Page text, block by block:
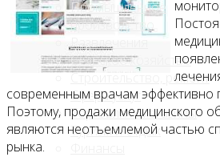
Промышленное
производство
Развлечения
Сельское хозяйство
Строительство, ремонт
Сфера услуг
Торговля и магазины
Туризм и отдых
современным врачам эффективно
Поэтому, продажи медицинского
являются неотъемлемой частью
рынка.